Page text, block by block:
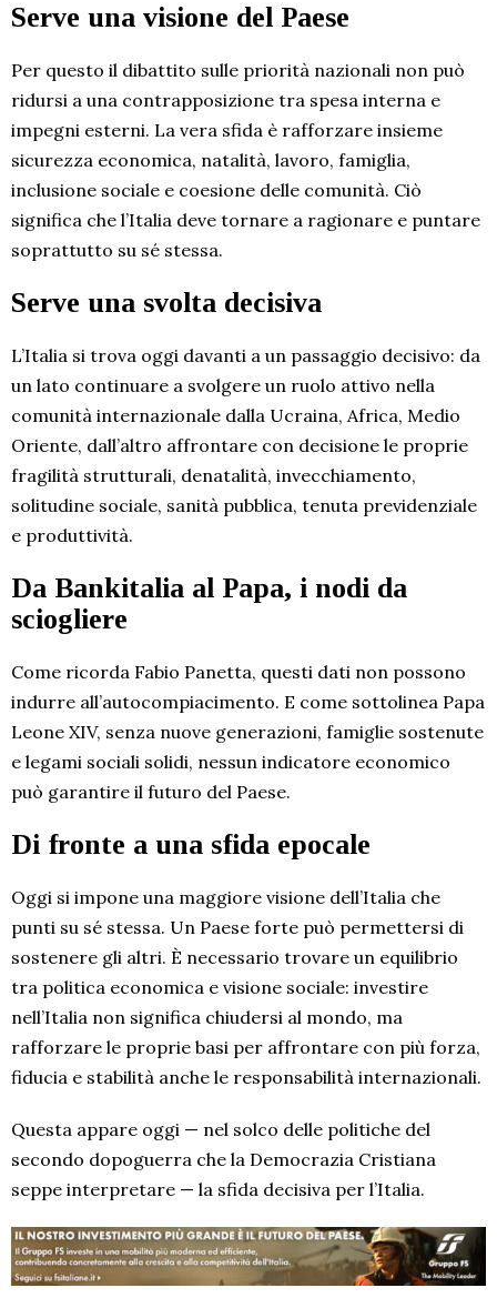
Serve una visione del Paese
Per questo il dibattito sulle priorità nazionali non può
ridursi a una contrapposizione tra spesa interna e
impegni esterni. La vera sfida è rafforzare insieme
sicurezza economica, natalità, lavoro, famiglia,
inclusione sociale e coesione delle comunità. Ciò
significa che l’Italia deve tornare a ragionare e puntare
soprattutto su sé stessa.
Serve una svolta decisiva
L’Italia si trova oggi davanti a un passaggio decisivo: da
un lato continuare a svolgere un ruolo attivo nella
comunità internazionale dalla Ucraina, Africa, Medio
Oriente, dall’altro affrontare con decisione le proprie
fragilità strutturali, denatalità, invecchiamento,
solitudine sociale, sanità pubblica, tenuta previdenziale
e produttività.
Da Bankitalia al Papa, i nodi da
sciogliere
Come ricorda Fabio Panetta, questi dati non possono
indurre all’autocompiacimento. E come sottolinea Papa
Leone XIV, senza nuove generazioni, famiglie sostenute
e legami sociali solidi, nessun indicatore economico
può garantire il futuro del Paese.
Di fronte a una sfida epocale
Oggi si impone una maggiore visione dell’Italia che
punti su sé stessa. Un Paese forte può permettersi di
sostenere gli altri. È necessario trovare un equilibrio
tra politica economica e visione sociale: investire
nell’Italia non significa chiudersi al mondo, ma
rafforzare le proprie basi per affrontare con più forza,
fiducia e stabilità anche le responsabilità internazionali.
Questa appare oggi — nel solco delle politiche del
secondo dopoguerra che la Democrazia Cristiana
seppe interpretare — la sfida decisiva per l’Italia.